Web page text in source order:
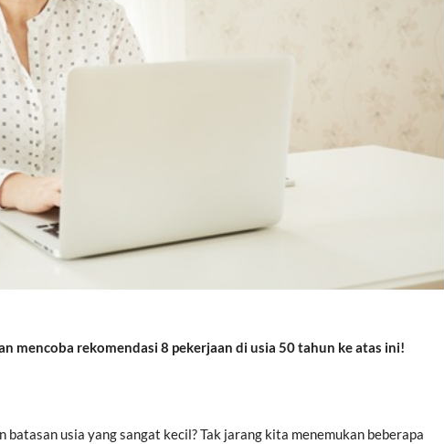
mencoba rekomendasi 8 pekerjaan di usia 50 tahun ke atas ini!
usia yang sangat kecil? Tak jarang kita menemukan beberapa